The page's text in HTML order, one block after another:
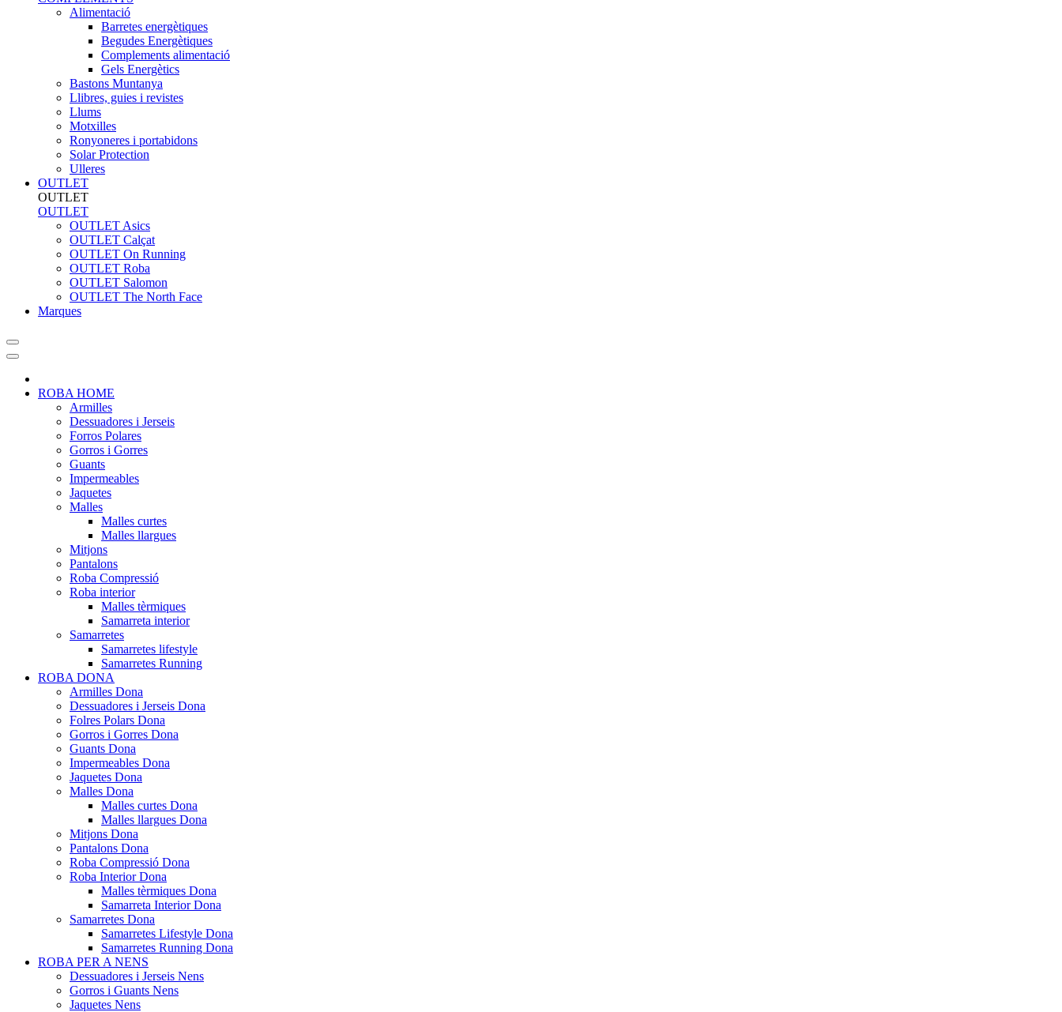
Alimentació
Barretes energètiques
Begudes Energètiques
Complements alimentació
Gels Energètics
Bastons Muntanya
Llibres, guies i revistes
Llums
Motxilles
Ronyoneres i portabidons
Solar Protection
Ulleres
OUTLET
OUTLET
OUTLET
OUTLET Asics
OUTLET Calçat
OUTLET On Running
OUTLET Roba
OUTLET Salomon
OUTLET The North Face
Marques
ROBA HOME
Armilles
Dessuadores i Jerseis
Forros Polares
Gorros i Gorres
Guants
Impermeables
Jaquetes
Malles
Malles curtes
Malles llargues
Mitjons
Pantalons
Roba Compressió
Roba interior
Malles tèrmiques
Samarreta interior
Samarretes
Samarretes lifestyle
Samarretes Running
ROBA DONA
Armilles Dona
Dessuadores i Jerseis Dona
Folres Polars Dona
Gorros i Gorres Dona
Guants Dona
Impermeables Dona
Jaquetes Dona
Malles Dona
Malles curtes Dona
Malles llargues Dona
Mitjons Dona
Pantalons Dona
Roba Compressió Dona
Roba Interior Dona
Malles tèrmiques Dona
Samarreta Interior Dona
Samarretes Dona
Samarretes Lifestyle Dona
Samarretes Running Dona
ROBA PER A NENS
Dessuadores i Jerseis Nens
Gorros i Guants Nens
Jaquetes Nens